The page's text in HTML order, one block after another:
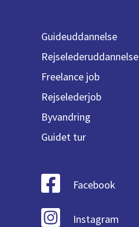
Guideuddannelse
Rejselederuddannelse
Freelance job
Rejselederjob
Byvandring
Guidet tur
Facebook
Instagram